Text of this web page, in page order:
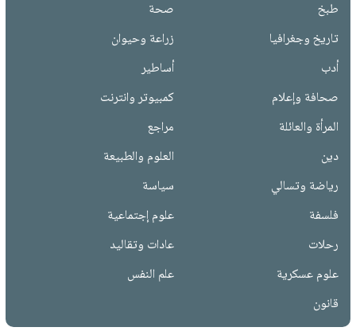
طبخ
صحة
تاريخ وجغرافيا
زراعة وحيوان
أدب
أساطير
صحافة وإعلام
كمبيوتر وانترنت
المرأة والعائلة
مراجع
دين
العلوم والطبيعة
رياضة وتسالي
سياسة
فلسفة
علوم إجتماعية
رحلات
عادات وتقاليد
علوم عسكرية
علم النفس
قانون